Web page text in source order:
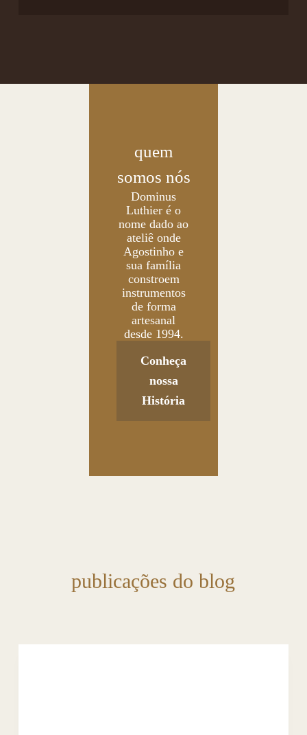
quem
somos nós
Dominus
Luthier é o
nome dado ao
ateliê onde
Agostinho e
sua família
constroem
instrumentos
de forma
artesanal
desde 1994.
Conheça
nossa
História
publicações do blog